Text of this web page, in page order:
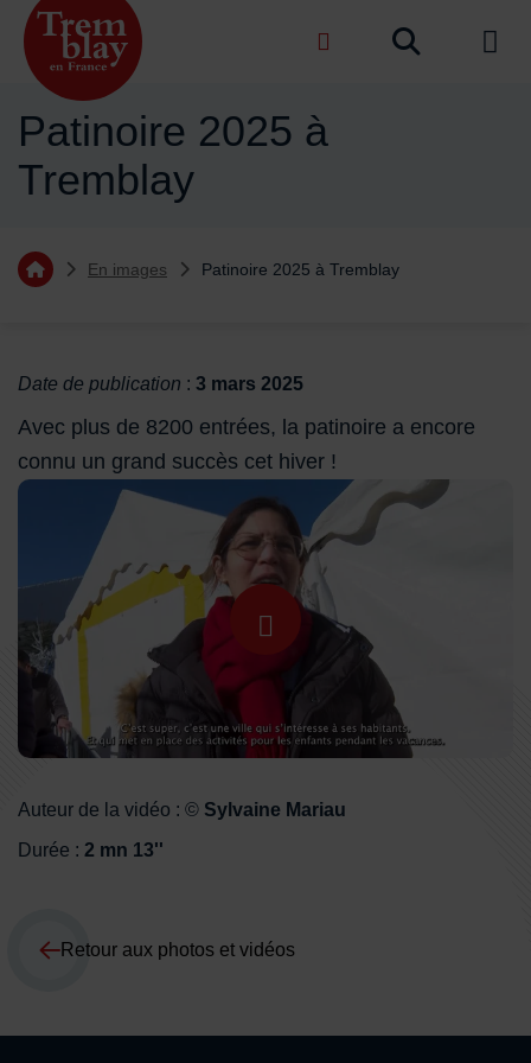
Menu de raccourcis
Accueil ville de Tremblay-en-France de
Patinoire 2025 à
Tremblay
Vous êtes ici :
Retourner à l'accueil
En images Patinoire 2025 à Tremblay
Sommaire
Date de publication : 3 mars 2025
Avec plus de 8200 entrées, la patinoire a encore
connu un grand succès cet hiver !
Auteur de la vidéo : © Sylvaine Mariau
Durée : 2 mn 13''
Retour aux photos et vidéos